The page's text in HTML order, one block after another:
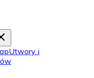
Utwory i